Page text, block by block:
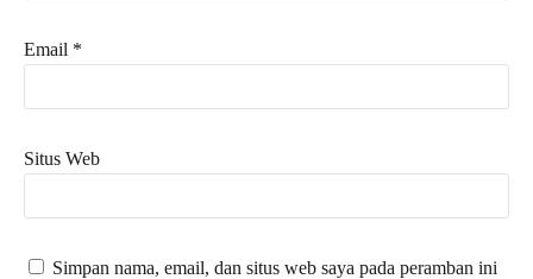
Email *
Situs Web
Simpan nama, email, dan situs web saya pada peramban ini